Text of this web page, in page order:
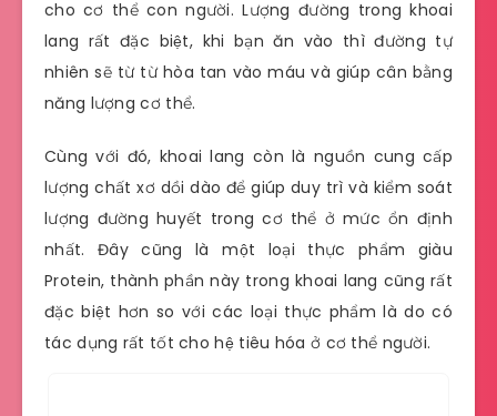
cho cơ thể con người. Lượng đường trong khoai
lang rất đặc biệt, khi bạn ăn vào thì đường tự
nhiên sẽ từ từ hòa tan vào máu và giúp cân bằng
năng lượng cơ thể.
Cùng với đó, khoai lang còn là nguồn cung cấp
lượng chất xơ dồi dào để giúp duy trì và kiểm soát
lượng đường huyết trong cơ thể ở mức ổn định
nhất. Đây cũng là một loại thực phẩm giàu
Protein, thành phần này trong khoai lang cũng rất
đặc biệt hơn so với các loại thực phẩm là do có
tác dụng rất tốt cho hệ tiêu hóa ở cơ thể người.